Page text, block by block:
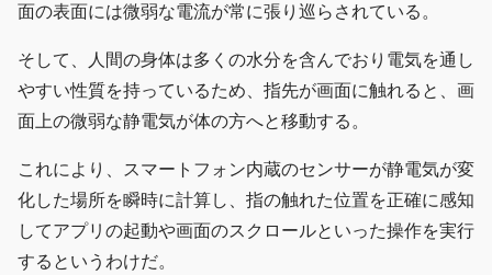
面の表面には微弱な電流が常に張り巡らされている。
そして、人間の身体は多くの水分を含んでおり電気を通し
やすい性質を持っているため、指先が画面に触れると、画
面上の微弱な静電気が体の方へと移動する。
これにより、スマートフォン内蔵のセンサーが静電気が変
化した場所を瞬時に計算し、指の触れた位置を正確に感知
してアプリの起動や画面のスクロールといった操作を実行
するというわけだ。